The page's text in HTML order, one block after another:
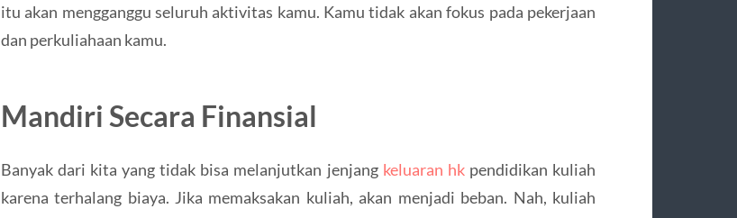
itu akan mengganggu seluruh aktivitas kamu. Kamu tidak akan fokus pada pekerjaan
dan perkuliahaan kamu.
Mandiri Secara Finansial
Banyak dari kita yang tidak bisa melanjutkan jenjang keluaran hkpendidikan kuliah
karena terhalang biaya. Jika memaksakan kuliah, akan menjadi beban. Nah, kuliah